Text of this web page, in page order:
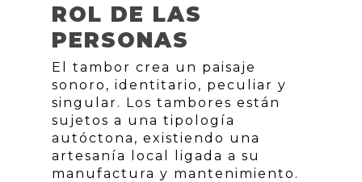
ROL DE LAS
PERSONAS
El tambor crea un paisaje
sonoro, identitario, peculiar y
singular. Los tambores están
sujetos a una tipología
autóctona, existiendo una
artesanía local ligada a su
manufactura y mantenimiento.